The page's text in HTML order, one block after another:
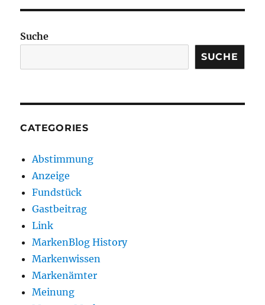
Suche
SUCHE
CATEGORIES
Abstimmung
Anzeige
Fundstück
Gastbeitrag
Link
MarkenBlog History
Markenwissen
Markenämter
Meinung